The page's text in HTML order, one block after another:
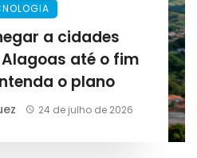
a cidades
até o fim
o plano
24 de julho de 2026